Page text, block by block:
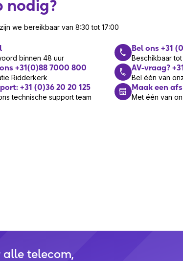
hours
to 48
Microsoft Teams
Dempen, Track <, Nummer >,
+, Volume -
nodig?
we bereikbaar van 8:30 tot 17:00
binnen 48 uur
Bel ons +31
Beschikbaar tot
+31(0)88 7000 800
Ridderkerk
AV-vraag?
Bel één van
+31 (0)36 20 20 125
technische support team
Maak een
Met één van
telecom,